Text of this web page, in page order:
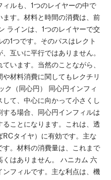
ルも、1つのレイヤーの中で
す。材料と時間の消費は、前
ラインは、1つのレイヤーで交
1つです。そのパスはレクト
互いに平行ではありません。
います。当然のことながら、
材料消費に関してもレクチリ
ク（同心円） 同心円インフィ
て、中心に向かって小さくし
る場合、同心円インフィルは
ことになります。これは、透
タイヤ）に有効です。主な
。材料の消費量は、これまで
はありません。 ハニカム 六
フィルです。主な利点は、機